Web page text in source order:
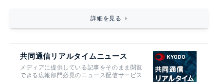
詳細を見る
共同通信リアルタイムニュース
メディアに提供している記事をそのまま閲覧
できる広報部門必見のニュース配信サービス